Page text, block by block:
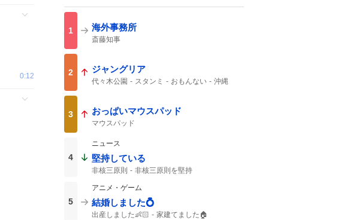
0:12
1 海外事務所
斎藤知事
2 ジャングリア
代々木公園 スタンミ おもんない 沖縄
3 おっぱいマウスパッド
マウスパッド
4
ニュース
堅持している
非核三原則
非核三原則を堅持
5
アニメ・ゲーム
結婚しました💍
出産しました👶🏻
家建てました🏠